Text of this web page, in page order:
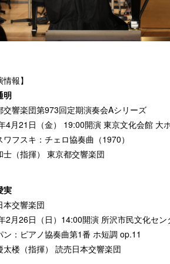
報】
明
交響楽団第973回定期演奏会Aシリーズ
4月21日（金） 19:00開演 東京文化会館 大
ワフスキ：チェロ協奏曲（1970）
士（指揮） 東京都交響楽団
実
本交響楽団
2月26日（日）14:00開演 所沢市民文化セ
ン：ピアノ協奏曲第1番 ホ短調 op.11
太楼（指揮） 読売日本交響楽団